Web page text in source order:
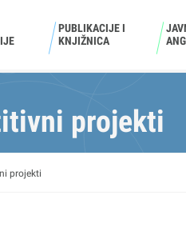
PUBLIKACIJE I
KNJIŽNICA
projekti
projekti